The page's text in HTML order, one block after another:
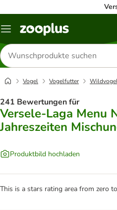
Menü
Produkte
suchen
Vogel Vogelfutter
241 Bewertungen für
Versele-Laga Menu
Jahreszeiten
Produktbild hochladen
This is a stars rating area from zero